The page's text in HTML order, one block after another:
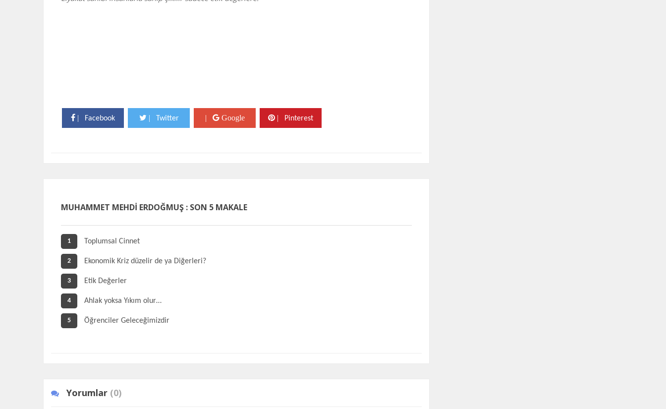
| Facebook | Twitter | Google | Pinterest
MUHAMMET MEHDİ ERDOĞMUŞ : SON 5 MAKALE
1 Toplumsal Cinnet
2 Ekonomik Kriz düzelir de ya Diğerleri?
3 Etik Değerler
4 Ahlak yoksa Yıkım olur…
5 Öğrenciler Geleceğimizdir
Yorumlar (0)